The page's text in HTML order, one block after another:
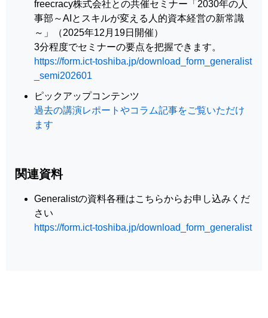
freecracy株式会社との共催セミナー「2030年の人
事部～AIとスキルが変える人的資本経営の新常識
～」（2025年12月19日開催）
3分程度でセミナーの要点を把握できます。
https://form.ict-toshiba.jp/download_form_generalist
_semi202601
ピックアップコンテンツ
過去の講演レポートやコラム記事をご覧いただけ
ます
関連資料
Generalistの資料各種はこちらからお申し込みくだ
さい
https://form.ict-toshiba.jp/download_form_generalist